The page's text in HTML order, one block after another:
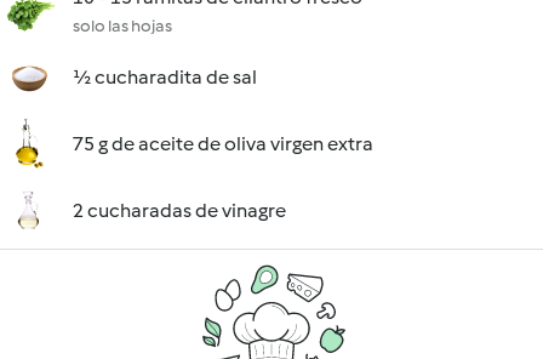
solo las hojas
½ cucharadita de sal
75 g de aceite de oliva virgen extra
2 cucharadas de vinagre